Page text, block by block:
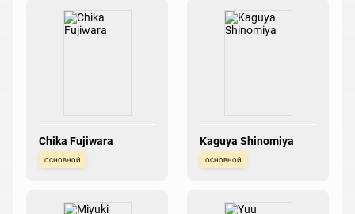
Chika Fujiwara
основной
Kaguya Shinomiya
основной